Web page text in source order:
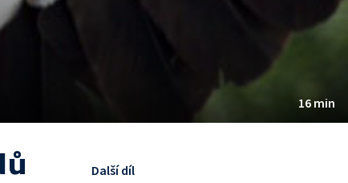
16 min
Další díl